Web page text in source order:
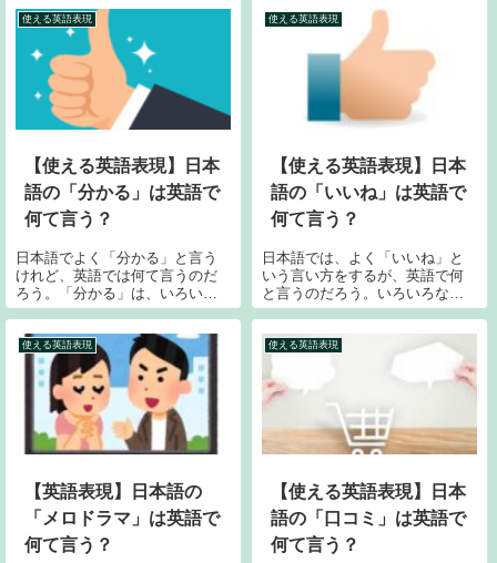
元々 「wonder」には、「驚くべ
きこと」という意味があるの...
「希望的観測」の英語表現、そ
の英語の意味、形容詞
「wishful」の動詞「wish」...
使える英語表現
【使える英語表現】日本
語の「分かる」は英語で
何て言う？
日本語でよく「分かる」と言う
けれど、英語では何て言うのだ
ろう。「分かる」は、いろいろ
な言い回しがあるが、一番オー
get it」、「I understand」、「I
see」であろう。ただ、別な言い
方でよく使わ...
使える英語表現
【使える英語表現】日本
語の「いいね」は英語で
何て言う？
日本語では、よく「いいね」と
いう言い方をするが、英語で何
と言うのだろう。いろいろな言
い回しがあるが、その一つとし
って表現することができる。例
えば、SNS の「いいね!」ボタン
の「いいね」も、「LIKE」...
使える英語表現
【英語表現】日本語の
「メロドラマ」は英語で
何て言う？
使える英語表現
【使える英語表現】日本
語の「口コミ」は英語で
何て言う？